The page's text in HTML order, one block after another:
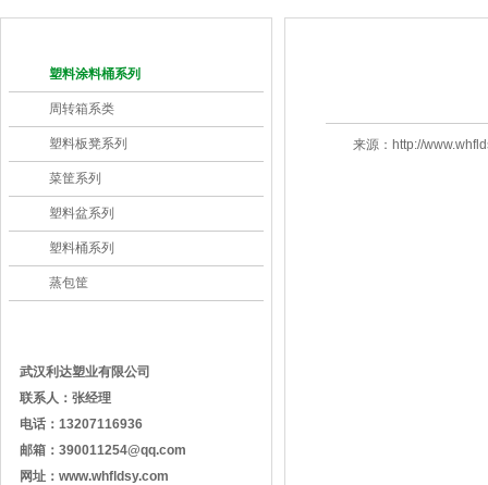
塑料涂料桶系列
周转箱系类
塑料板凳系列
菜筐系列
塑料盆系列
塑料桶系列
蒸包筐
武汉利达塑业有限公司
联系人：张经理
电话： 13207116936
邮箱： 390011254@qq.com
网址： www.whfldsy.com
来源：http://